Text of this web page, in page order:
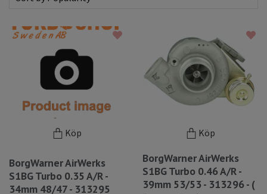
Köp
BorgWarner AirWerks
S1BG Turbo 0.35 A/R -
34mm 48/47 - 313295
Köp
BorgWarner AirWerks
S1BG Turbo 0.46 A/R -
39mm 53/53 - 313296 - (